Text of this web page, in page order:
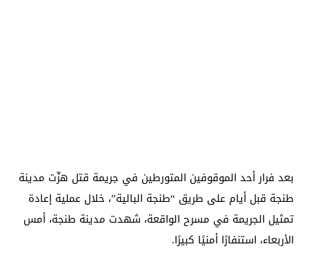
بعد فرار أحد الموقوفين المتورطين في جريمة قتل هزّت مدينة
طنجة قبل أيام على طريق “طنجة البالية”، خلال عملية إعادة
تمثيل الجريمة في مسرح الواقعة، شهدت مدينة طنجة، أمس
الأربعاء، استنفارًا أمنيًا كبيرًا.